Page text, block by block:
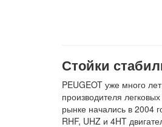
Стойки
PEUGEOT уже много
производителя
рынке начались в 2004
RHF, UHZ и 4HT